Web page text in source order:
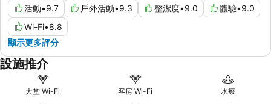
活動•9.7 戶外活動•9.3 整潔度•9.0 體驗•9.0
Wi-Fi•8.8
顯示更多評分
設施推介
大堂 Wi-Fi 客房 Wi-Fi 水療